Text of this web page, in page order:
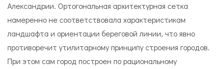
Александрии. Ортогональная архитектурная сетка
намеренно не соответствовала характеристикам
ландшафта и ориентации береговой линии, что явно
противоречит утилитарному принципу строения городов.
При этом сам город построен по рациональному